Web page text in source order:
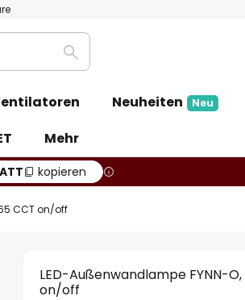
Suche
Neuheiten Neu
Mehr
kopieren
CCT on/off
LED-Außenwandlampe FYNN-O,
on/off